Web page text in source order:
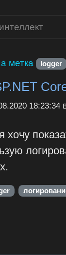
метка logger
18:23:34
хочу